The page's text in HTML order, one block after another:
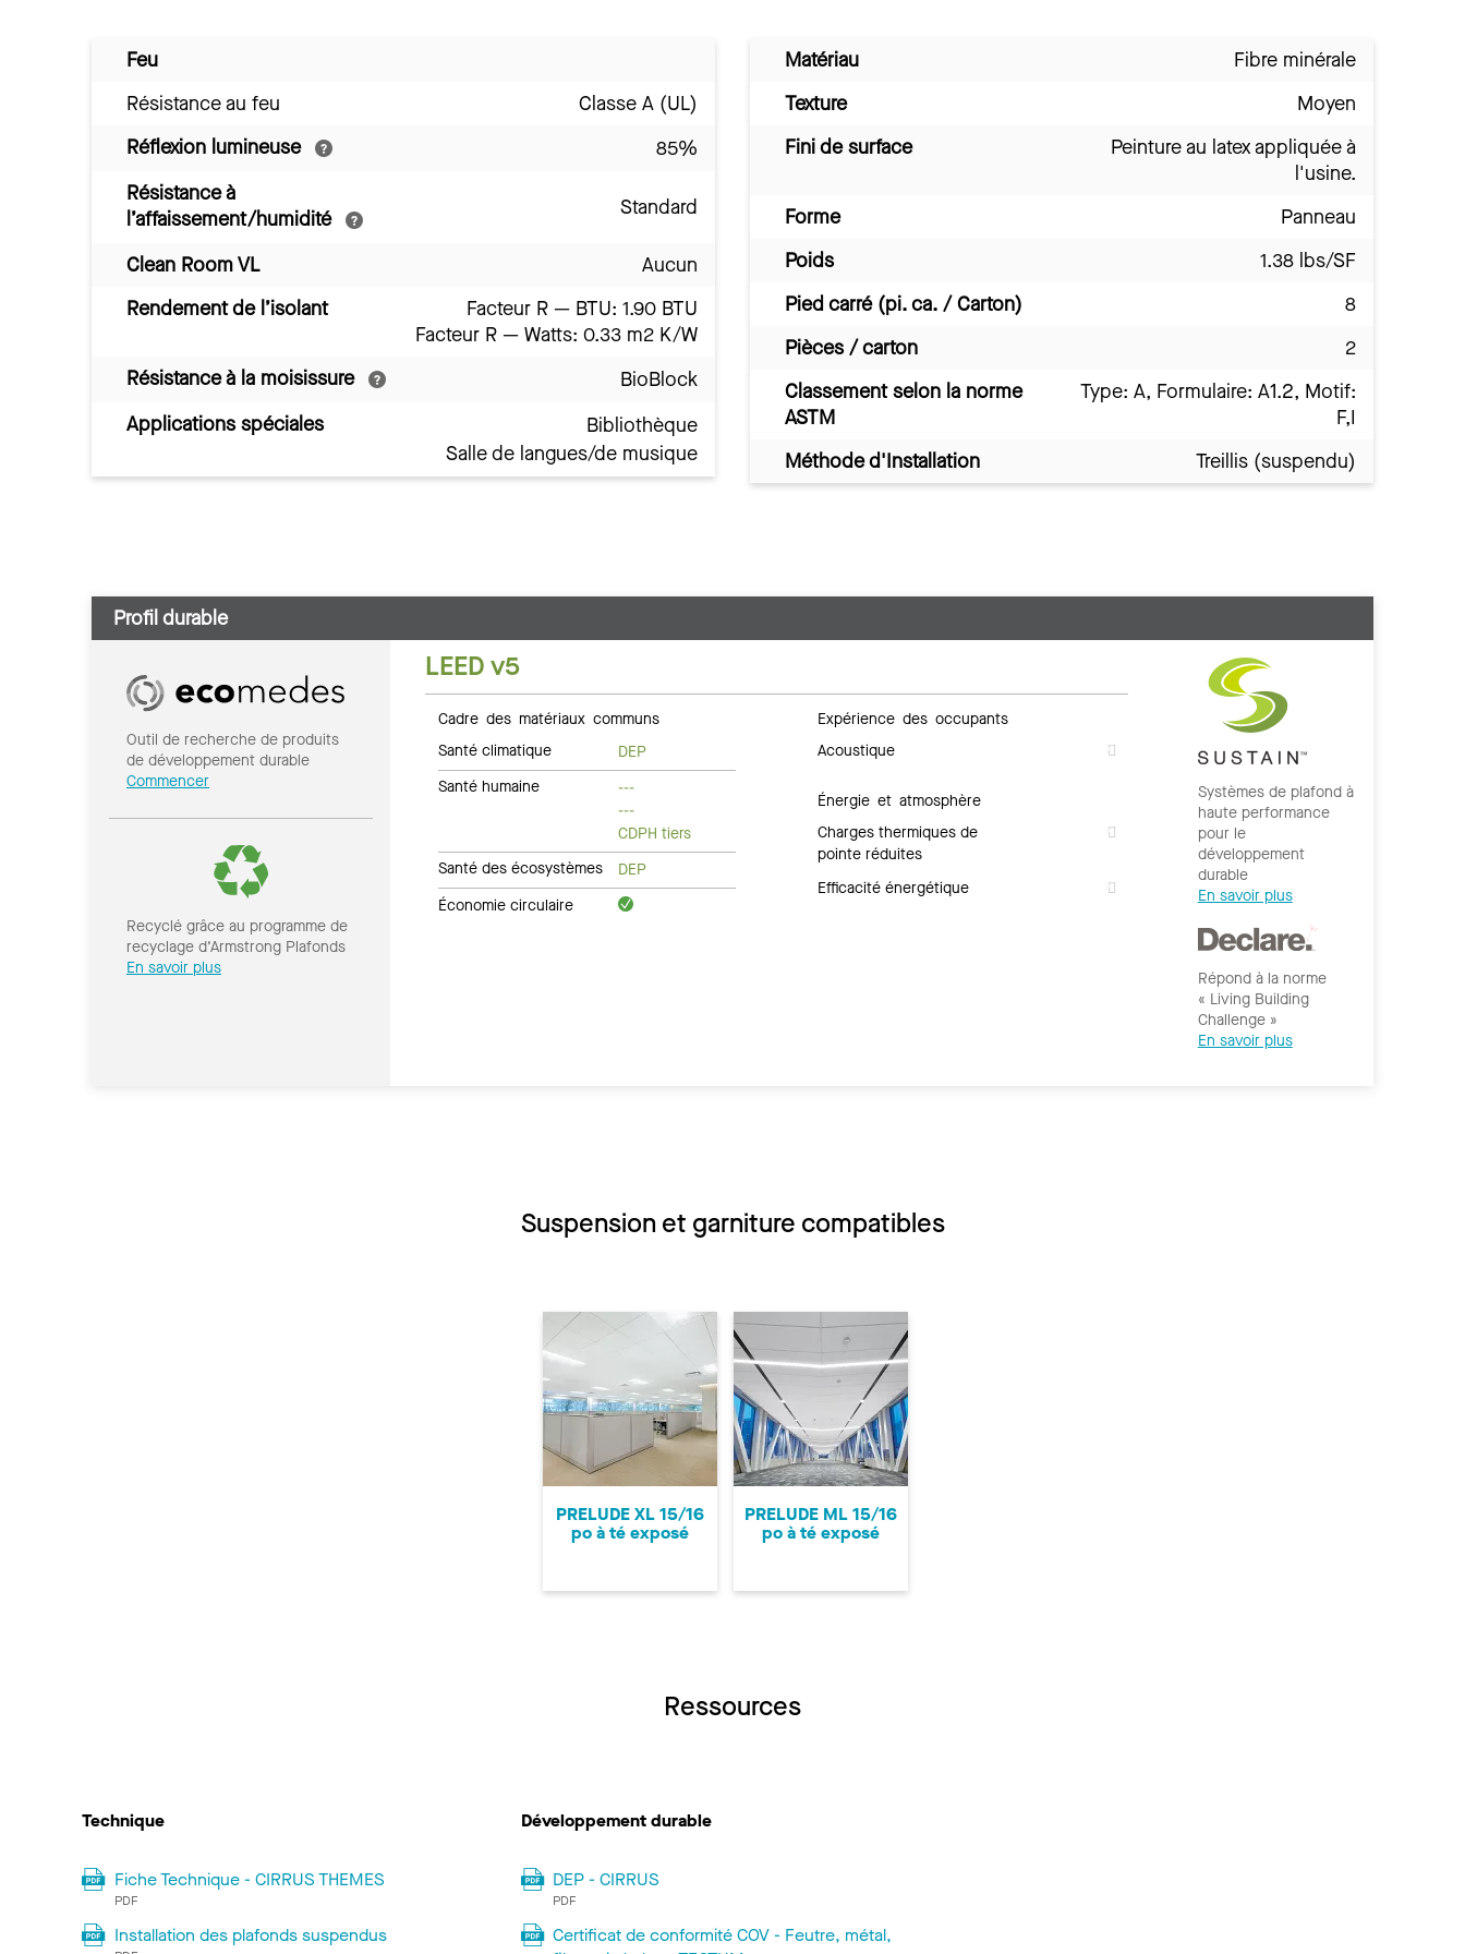
Feu
Résistance au feu
Classe A (UL)
Réflexion lumineuse
85%
Résistance à
l’affaissement/humidité
Standard
Clean Room VL
Aucun
Rendement de l’isolant
Facteur R — BTU: 1.90 BTU
Facteur R — Watts: 0.33 m2 K/W
Résistance à la moisissure
BioBlock
Applications spéciales
Bibliothèque
Salle de langues/de musique
Matériau
Fibre minérale
Texture
Moyen
Fini de surface
Peinture au latex appliquée à
l'usine.
Forme
Panneau
Poids
1.38 lbs/SF
Pied carré (pi. ca. / Carton)
8
Pièces / carton
2
Classement selon la norme
ASTM
Type: A, Formulaire: A1.2, Motif:
F,I
Méthode d'Installation
Treillis (suspendu)
Profil durable
Outil de recherche de produits
de développement durable
Commencer
Recyclé grâce au programme de
recyclage d’Armstrong Plafonds
En savoir plus
LEED v5
Cadre des matériaux communs
Santé climatique
DEP
Santé humaine
---
---
CDPH tiers
Santé des écosystèmes
DEP
Économie circulaire
Expérience des occupants
Acoustique
Énergie et atmosphère
Charges thermiques de
pointe réduites
Efficacité énergétique
Systèmes de plafond à
haute performance
pour le
développement
durable
En savoir plus
Répond à la norme
« Living Building
Challenge »
En savoir plus
Suspension et garniture compatibles
PRELUDE XL 15/16
po à té exposé
PRELUDE ML 15/16
po à té exposé
Ressources
Technique
Fiche Technique - CIRRUS THEMES
PDF
Installation des plafonds suspendus
Développement durable
DEP - CIRRUS
PDF
Certificat de conformité COV - Feutre, métal,